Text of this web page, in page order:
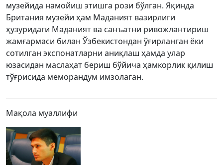
музейида намойиш этишга рози бўлган. Яқинда
Британия музейи ҳам Маданият вазирлиги
ҳузуридаги Маданият ва санъатни ривожлантириш
жамғармаси билан Ўзбекистондан ўғирланган ёки
сотилган экспонатларни аниқлаш ҳамда улар
юзасидан маслаҳат бериш бўйича ҳамкорлик қилиш
тўғрисида меморандум имзолаган.
Мақола муаллифи